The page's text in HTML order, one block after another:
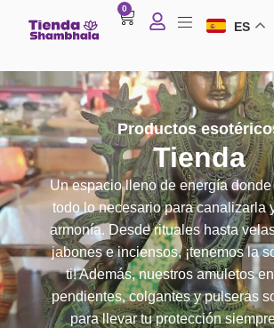
0
ES
Productos
Tienda
Un espacio lleno de energía
todo lo necesario para canalizarla
armonía. Desde rituales hasta
jabones e inciensos, ¡tenemos la
ti! Además, nuestros amuletos
pendientes, colgantes y pulseras
para llevar tu protección